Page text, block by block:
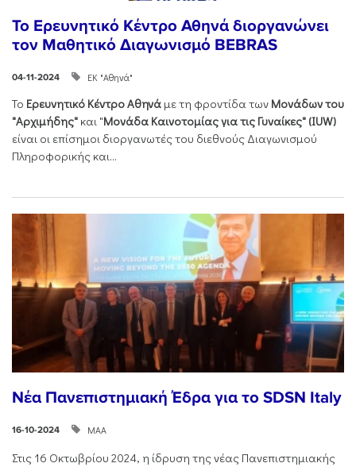
Το Ερευνητικό Κέντρο Αθηνά διοργανώνει
τον Μαθητικό Διαγωνισμό BEBRAS
04-11-2024 ΕΚ "Αθηνά"
Το Ερευνητικό Κέντρο Αθηνά με τη φροντίδα των Μονάδων του
"Αρχιμήδης" και "Μονάδα Καινοτομίας για τις Γυναίκες" (IUW)
είναι οι επίσημοι διοργανωτές του διεθνούς Διαγωνισμού
Πληροφορικής και...
Νέα Πανεπιστημιακή Έδρα για το SDSN Italy
16-10-2024 ΜΑΑ
Στις 16 Οκτωβρίου 2024, η ίδρυση της νέας Πανεπιστημιακής